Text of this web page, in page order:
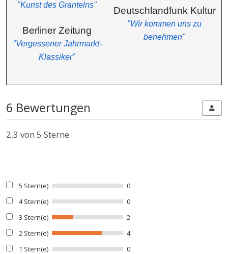
"Kunst des Grantelns"
Berliner Zeitung
"Vergessener Jahrmarkt-
Klassiker"
Deutschlandfunk Kultur
"Wir kommen uns zu
benehmen"
6 Bewertungen
2.3 von 5 Sterne
5 Stern(e)
0
4 Stern(e)
0
3 Stern(e)
2
2 Stern(e)
4
1 Stern(e)
0